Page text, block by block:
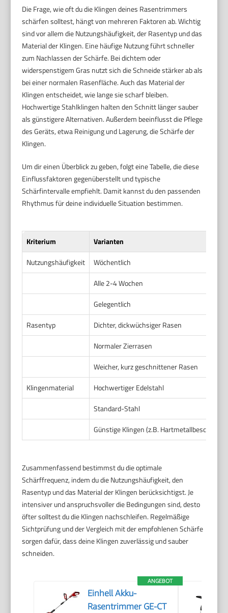
Die Frage, wie oft du die Klingen deines Rasentrimmers
schärfen solltest, hängt von mehreren Faktoren ab. Wichtig
sind vor allem die Nutzungshäufigkeit, der Rasentyp und das
Material der Klingen. Eine häufige Nutzung führt schneller
zum Nachlassen der Schärfe. Bei dichtem oder
widerspenstigem Gras nutzt sich die Schneide stärker ab als
bei einer normalen Rasenfläche. Auch das Material der
Klingen entscheidet, wie lange sie scharf bleiben.
Hochwertige Stahlklingen halten den Schnitt länger sauber
als günstigere Alternativen. Außerdem beeinflusst die Pflege
des Geräts, etwa Reinigung und Lagerung, die Schärfe der
Klingen.
Um dir einen Überblick zu geben, folgt eine Tabelle, die diese
Einflussfaktoren gegenüberstellt und typische
Schärfintervalle empfiehlt. Damit kannst du den passenden
Rhythmus für deine individuelle Situation bestimmen.
Kriterium
Varianten
Nutzungshäufigkeit
Wöchentlich
Alle 2-4 Wochen
Gelegentlich
Rasentyp
Dichter, dickwüchsiger Rasen
Normaler Zierrasen
Weicher, kurz geschnittener Rasen
Klingenmaterial
Hochwertiger Edelstahl
Standard-Stahl
Günstige Klingen (z.B.
Zusammenfassend bestimmst du die optimale
Schärffrequenz, indem du die Nutzungshäufigkeit, den
Rasentyp und das Material der Klingen berücksichtigst. Je
intensiver und anspruchsvoller die Bedingungen sind, desto
öfter solltest du die Klingen nachschleifen. Regelmäßige
Sichtprüfung und der Vergleich mit der empfohlenen Schärfe
sorgen dafür, dass deine Klingen zuverlässig und sauber
schneiden.
ANGEBOT
Einhell Akku-
Rasentrimmer GE-CT